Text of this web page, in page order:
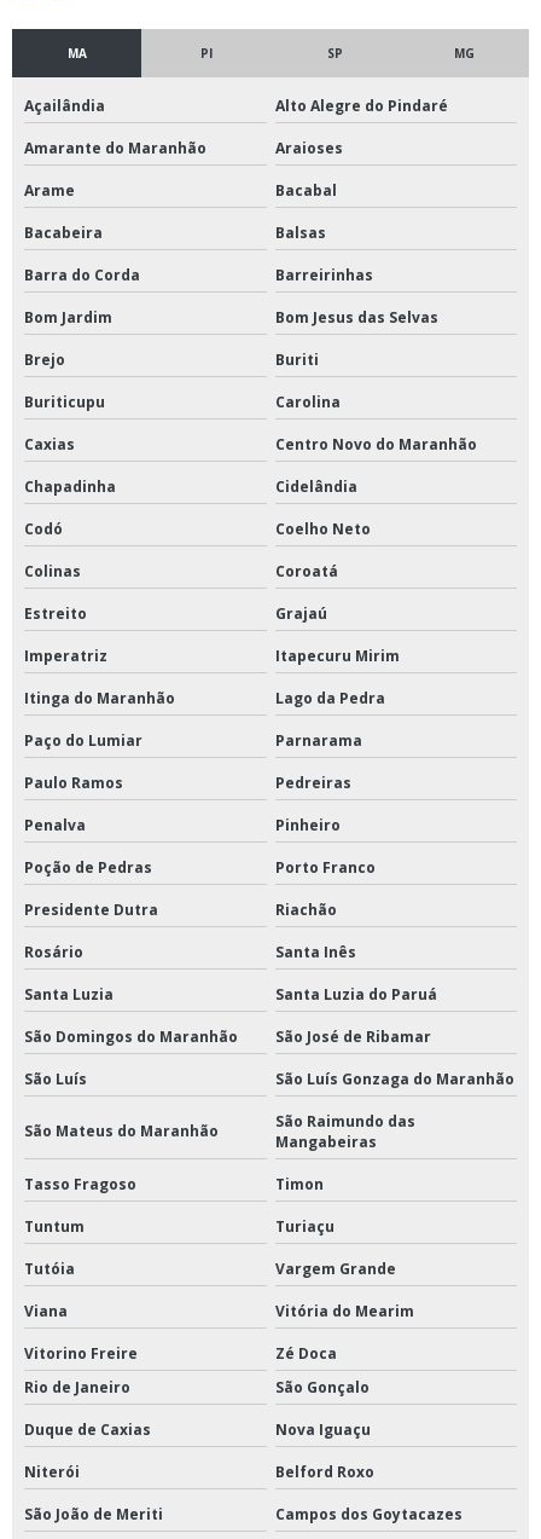
MA PI SP MG
Açailândia Alto Alegre do Pindaré
Amarante do Maranhão Araioses
Arame Bacabal
Bacabeira Balsas
Barra do Corda Barreirinhas
Bom Jardim Bom Jesus das Selvas
Brejo Buriti
Buriticupu Carolina
Caxias Centro Novo do Maranhão
Chapadinha Cidelândia
Codó Coelho Neto
Colinas Coroatá
Estreito Grajaú
Imperatriz Itapecuru Mirim
Itinga do Maranhão Lago da Pedra
Paço do Lumiar Parnarama
Paulo Ramos Pedreiras
Penalva Pinheiro
Poção de Pedras Porto Franco
Presidente Dutra Riachão
Rosário Santa Inês
Santa Luzia Santa Luzia do Paruá
São Domingos do Maranhão São José de Ribamar
São Luís São Luís Gonzaga do Maranhão
São Mateus do Maranhão
São Raimundo das
Mangabeiras
Tasso Fragoso Timon
Tuntum Turiaçu
Tutóia Vargem Grande
Viana Vitória do Mearim
Vitorino Freire
Zé Doca
Rio de Janeiro
São Gonçalo
Duque de Caxias Nova Iguaçu
Niterói Belford Roxo
São João de Meriti Campos dos Goytacazes